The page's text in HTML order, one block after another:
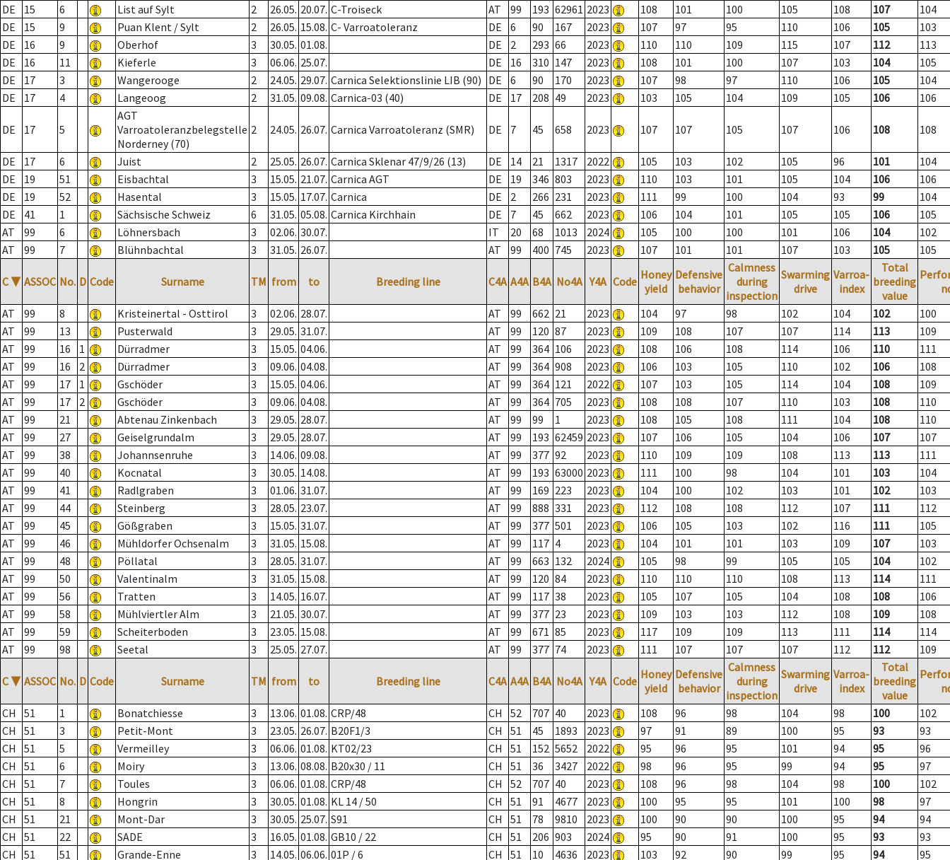
DE
15 6 List auf Sylt 2 26.05. 20.07. C-Troiseck AT 99 193 62961 2023 108 101 100 105 108 107
104
DE
15 9 Puan Klent / Sylt 2 26.05. 15.08. C- Varroatoleranz DE 6 90 167 2023 107 97 95 110 106 105
103
DE
16 9 Oberhof 3 30.05. 01.08. DE 2 293 66 2023 110 110 109 115 107 112
113
DE
16 11 Kieferle 3 06.06. 25.07. DE 16 310 147 2023 108 101 100 107 103 104
105
DE
17 3 Wangerooge 2 24.05. 29.07. Carnica Selektionslinie LIB (90) DE 6 90 170 2023 107 98 97 110 106 105
104
DE
17 4 Langeoog 2 31.05. 09.08. Carnica-03 (40) DE 17 208 49 2023 103 105 104 109 105 106 106
DE 17 5
AGT
Varroatoleranzbelegstelle
Norderney (70)
2 24.05. 26.07. Carnica Varroatoleranz (SMR) DE 7 45 658 2023 107 107 105 107 106 108 108
DE 17 6 Juist 2 25.05. 26.07. Carnica Sklenar 47/9/26 (13) DE 14 21 1317 2022 105 103 102 105 96 101
104
DE
19 51 Eisbachtal 3 15.05. 21.07. Carnica AGT DE 19 346 803 2023 110 103 101 105 104 106
106
DE
19 52 Hasental 3 15.05. 17.07. Carnica DE 2 266 231 2023 111 99 100 104 93 99
104
DE
41 1 Sächsische Schweiz 6 31.05. 05.08. Carnica Kirchhain DE 7 45 662 2023 106 104 101 105 105 106
105
AT
99 6 Löhnersbach 3 02.06. 30.07. IT 20 68 1013 2024 105 100 100 101 106 104
102
AT
99 7 Blühnbachtal 3 31.05. 26.07. AT 99 400 745 2023 107 101 101 107 103 105 105
C ▼ ASSOC No. D Code Surname TM from to Breeding line C4A A4A B4A No4A Y4A Code Honey
yield
Defensive
behavior
Calmness
during
inspection
Swarming
drive
Varroa-
index
Total
breeding
value
AT
99 8 Kristeinertal - Osttirol 3 02.06. 28.07. AT 99 662 21 2023 104 97 98 102 104 102
100
AT
99 13 Pusterwald 3 29.05. 31.07. AT 99 120 87 2023 109 108 107 107 114 113
109
AT
99 16 1 Dürradmer 3 15.05. 04.06. AT 99 364 106 2023 108 106 108 114 106 110
111
AT
99 16 2 Dürradmer 3 09.06. 04.08. AT 99 364 908 2023 106 103 105 110 102 106
108
AT
99 17 1 Gschöder 3 15.05. 04.06. AT 99 364 121 2022 107 103 105 114 104 108
109
AT
99 17 2 Gschöder 3 09.06. 04.08. AT 99 364 705 2023 108 108 107 110 103 108
110
AT
99 21 Abtenau Zinkenbach 3 29.05. 28.07. AT 99 99 1 2023 108 105 108 111 104 108
110
AT
99 27 Geiselgrundalm 3 29.05. 28.07. AT 99 193 62459 2023 107 106 105 104 106 107
107
AT
99 38 Johannsenruhe 3 14.06. 09.08. AT 99 377 92 2023 110 109 109 108 113 113
111
AT
99 40 Kocnatal 3 30.05. 14.08. AT 99 193 63000 2023 111 100 98 104 101 103
104
AT
99 41 Radlgraben 3 01.06. 31.07. AT 99 169 223 2023 104 100 102 103 101 102
103
AT
99 44 Steinberg 3 28.05. 23.07. AT 99 888 331 2023 112 108 108 112 107 111
112
AT
99 45 Gößgraben 3 15.05. 31.07. AT 99 377 501 2023 106 105 103 102 116 111
105
AT
99 46 Mühldorfer Ochsenalm 3 31.05. 15.08. AT 99 117 4 2023 104 101 101 103 109 107
103
AT
99 48 Pöllatal 3 28.05. 31.07. AT 99 663 132 2024 105 98 99 105 105 104
102
AT
99 50 Valentinalm 3 31.05. 15.08. AT 99 120 84 2023 110 110 110 108 113 114
111
AT
99 56 Tratten 3 14.05. 16.07. AT 99 117 38 2023 105 107 105 104 108 108
106
AT
99 58 Mühlviertler Alm 3 21.05. 30.07. AT 99 377 23 2023 109 103 103 112 108 109
108
AT
99 59 Scheiterboden 3 23.05. 15.08. AT 99 671 85 2023 117 109 109 113 111 114
114
AT
99 98 Seetal 3 25.05. 27.07. AT 99 377 74 2023 111 107 107 107 112 112 109
C ▼ ASSOC No. D Code Surname TM from to Breeding line C4A A4A B4A No4A Y4A Code Honey
yield
Defensive
behavior
Calmness
during
inspection
Swarming
drive
Varroa-
index
Total
breeding
value
CH
51 1 Bonatchiesse 3 13.06. 01.08. CRP/48 CH 52 707 40 2023 108 96 98 104 98 100
102
CH
51 3 Petit-Mont 3 23.05. 26.07. B20F1/3 CH 51 45 1893 2023 97 91 89 100 95 93
93
CH
51 5 Vermeilley 3 06.06. 01.08. KT02/23 CH 51 152 5652 2022 95 96 95 101 94 95
96
CH
51 6 Moiry 3 13.06. 08.08. B20x30 / 11 CH 51 36 3427 2022 98 96 95 99 94 95
97
CH
51 7 Toules 3 06.06. 01.08. CRP/48 CH 52 707 40 2023 108 96 98 104 98 100
102
CH
51 8 Hongrin 3 30.05. 01.08. KL 14 / 50 CH 51 91 4677 2023 100 95 95 101 100 98
97
CH
51 21 Mont-Dar 3 30.05. 25.07. S91 CH 51 78 9810 2023 100 90 90 100 95 94
94
CH
51 22 SADE 3 16.05. 01.08. GB10 / 22 CH 51 206 903 2024 95 90 91 100 95 93
93
CH
51 51 Grande-Enne 3 14.05. 06.06. 01P / 6 CH 51 10 4636 2023 103 92 90 99 95 94 95